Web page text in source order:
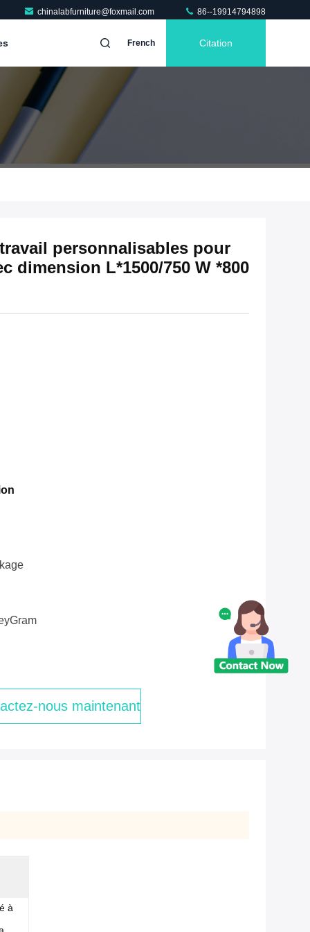
chinalabfurniture@foxmail.com 86--19914794898
French Citation
personnalisables pour
dimension L*1500/750 W *800
nous maintenant
à